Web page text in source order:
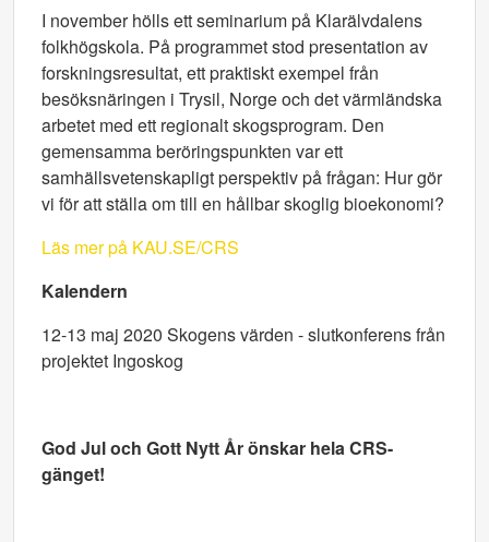
I november hölls ett seminarium på Klarälvdalens
folkhögskola. På programmet stod presentation av
forskningsresultat, ett praktiskt exempel från
besöksnäringen i Trysil, Norge och det värmländska
arbetet med ett regionalt skogsprogram. Den
gemensamma beröringspunkten var ett
samhällsvetenskapligt perspektiv på frågan: Hur gör
vi för att ställa om till en hållbar skoglig bioekonomi?
Läs mer på KAU.SE/CRS
Kalendern
12-13 maj 2020 Skogens värden - slutkonferens från
projektet Ingoskog
God Jul och Gott Nytt År önskar hela CRS-
gänget!